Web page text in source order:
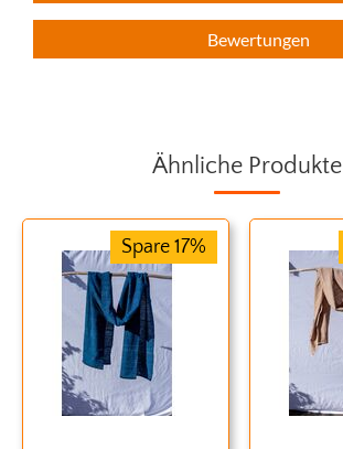
Bewertungen
Ähnliche Produkte
Spare 17%